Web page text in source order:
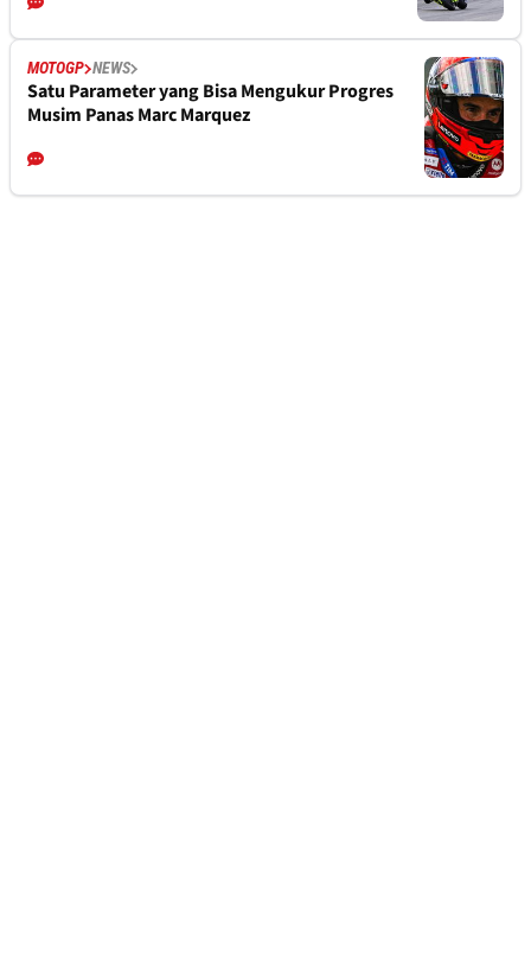
MOTOGP NEWS
Satu Parameter yang Bisa Mengukur Progres
Musim Panas Marc Marquez